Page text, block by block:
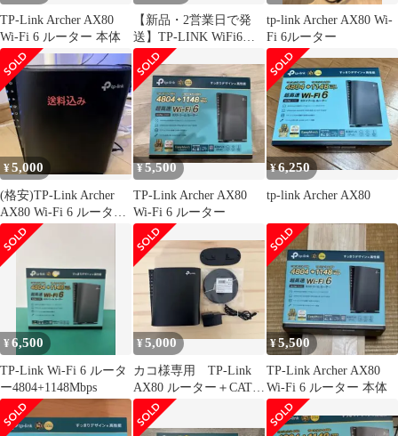
TP-Link Archer AX80
Wi-Fi 6 ルーター 本体
【新品・2営業日で発
送】TP-LINK WiFi6
4804+1148Mbps AX6000
メッシュWiFi OneMesh
対応 USB3.0(ARCHER
AX80)
tp-link Archer AX80 Wi-
Fi 6ルーター
¥5,000
(格安)TP-Link Archer
AX80 Wi-Fi 6 ルーター
本体
¥5,500
TP-Link Archer AX80
Wi-Fi 6 ルーター
¥6,250
tp-link Archer AX80
¥6,500
TP-Link Wi-Fi 6 ルータ
ー4804+1148Mbps
¥5,000
カコ様専用 TP-Link
AX80 ルーター＋CAT7
10m LANケーブル
¥5,500
TP-Link Archer AX80
Wi-Fi 6 ルーター 本体